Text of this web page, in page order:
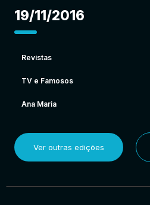
19/11/2016
Revistas
TV e Famosos
Ana Maria
Ver outras edições